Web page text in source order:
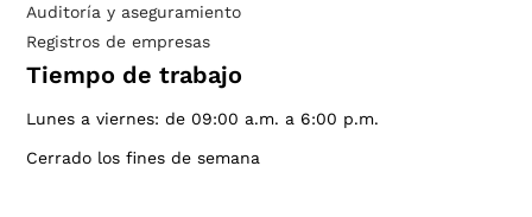
Auditoría y aseguramiento
Registros de empresas
Tiempo de trabajo
Lunes a viernes: de 09:00 a.m. a 6:00 p.m.
Cerrado los fines de semana